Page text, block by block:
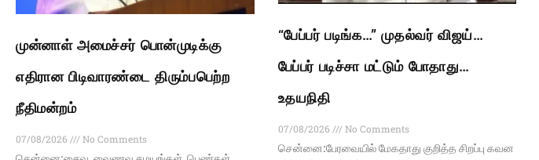
முன்னாள் அமைச்சர் பொன்முடிக்கு
எதிரான பிடிவாரண்டை திரும்பபெற்ற
நீதிமன்றம்
07/08/2026
No Comments
“பேப்பர் படிங்க…” முதல்வர் விஜய்…
பேப்பர் படிச்சா மட்டும் போதாது…
உதயநிதி
07/08/2026
No Comments
சென்னை:பேரவையில் மேகதாது குறித்த சிறப்பு கவன